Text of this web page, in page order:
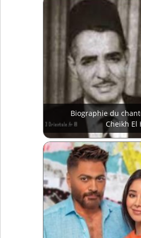
Biographie du
Cheikh El